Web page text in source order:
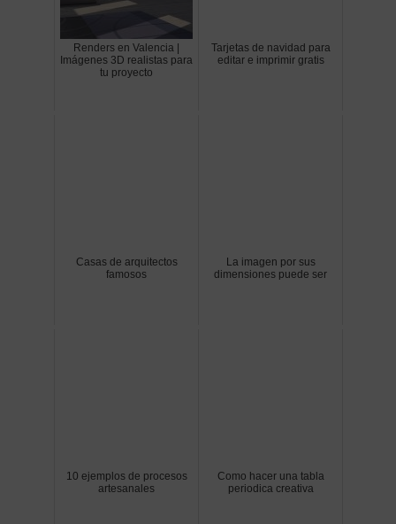
Renders en Valencia |
Imágenes 3D realistas para
tu proyecto
Tarjetas de navidad para
editar e imprimir gratis
Casas de arquitectos
famosos
La imagen por sus
dimensiones puede ser
10 ejemplos de procesos
artesanales
Como hacer una tabla
periodica creativa